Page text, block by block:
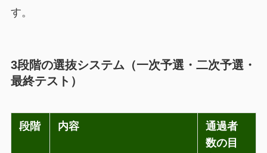
す。
3段階の選抜システム（一次予選・二次予選・
最終テスト）
段階 内容
通過者
数の目